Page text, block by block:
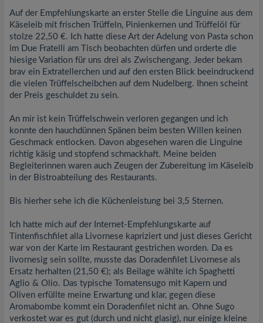
Auf der Empfehlungskarte an erster Stelle die Linguine aus dem
Käseleib mit frischen Trüffeln, Pinienkernen und Trüffelöl für
stolze 22,50 €. Ich hatte diese Art der Adelung von Pasta schon
im Due Fratelli am Tisch beobachten dürfen und orderte die
hiesige Variation für uns drei als Zwischengang. Jeder bekam
brav ein Extratellerchen und auf den ersten Blick beeindruckend
die vielen Trüffelscheibchen auf dem Nudelberg. Ihnen scheint
der Preis geschuldet zu sein.
An mir ist kein Trüffelschwein verloren gegangen und ich
konnte den hauchdünnen Spänen beim besten Willen keinen
Geschmack entlocken. Davon abgesehen waren die Linguine
richtig käsig und stopfend schmackhaft. Meine beiden
Begleiterinnen waren auch Zeugen der Zubereitung im Käseleib
in der Bistroabteilung des Restaurants.
Bis hierher sehe ich die Küchenleistung bei 3,5 Sternen.
Ich hatte mich auf der Internet-Empfehlungskarte auf
Tintenfischfilet alla Livornese kapriziert und just dieses Gericht
war von der Karte im Restaurant gestrichen worden. Da es
livornesig sein sollte, musste das Doradenfilet Livornese als
Ersatz herhalten (21,50 €); als Beilage wählte ich Spaghetti
Aglio & Olio. Das typische Tomatensugo mit Kapern und
Oliven erfüllte meine Erwartung und klar, gegen diese
Aromabombe kommt ein Doradenfilet nicht an. Ohne Sugo
verkostet war es gut (durch und nicht glasig), nur einige kleine